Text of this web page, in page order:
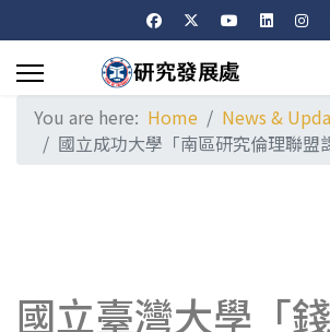
You are here: Home
News &
國立成功大學「南區研究倫理聯盟
國立臺灣大學「